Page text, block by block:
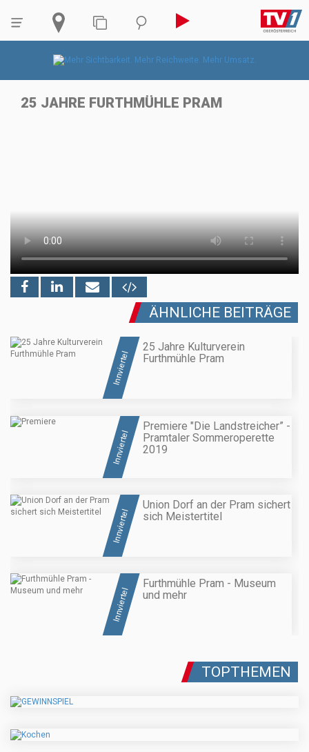
25 JAHRE FURTHMÜHLE PRAM
ÄHNLICHE BEITRÄGE
Innviertel
25 Jahre Kulturverein
Furthmühle Pram
Innviertel
Premiere "Die Landstreicher” -
Pramtaler Sommeroperette
2019
Innviertel
Union Dorf an der Pram sichert
sich Meistertitel
Innviertel
Furthmühle Pram - Museum
und mehr
TOPTHEMEN